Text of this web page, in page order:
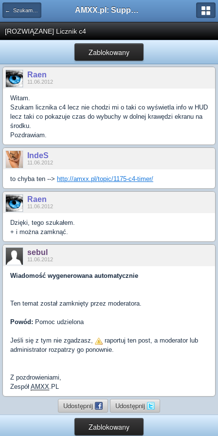
← Szukam pluginu AMXX.pl: Support AMX Mod X i SourceMod
[ROZWIĄZANE] Licznik c4
Zablokowany
Raen
11.06.2012
Witam.
Szukam licznika c4 lecz nie chodzi mi o taki co wyświetla info w HUD
lecz taki co pokazuje czas do wybuchy w dolnej krawędzi ekranu na
środku.
Pozdrawiam.
IndeS
11.06.2012
to chyba ten --> http://amxx.pl/topic/1175-c4-timer/
Raen
11.06.2012
Dzięki, tego szukałem.
+ i można zamknąć.
sebul
11.06.2012
Wiadomość wygenerowana automatycznie
Ten temat został zamknięty przez moderatora.
Powód: Pomoc udzielona
Jeśli się z tym nie zgadzasz,
raportuj ten post, a moderator lub
administrator rozpatrzy go ponownie.
Z pozdrowieniami,
Zespół AMXX.PL
Udostępnij Udostępnij
Zablokowany